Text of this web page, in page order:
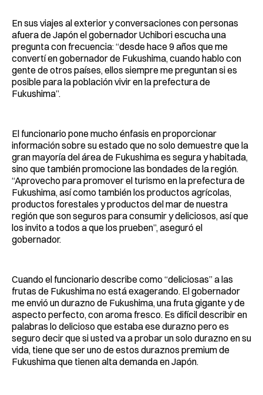
En sus viajes al exterior y conversaciones con personas
afuera de Japón el gobernador Uchibori escucha una
pregunta con frecuencia: “desde hace 9 años que me
convertí en gobernador de Fukushima, cuando hablo con
gente de otros países, ellos siempre me preguntan si es
posible para la población vivir en la prefectura de
Fukushima”.
El funcionario pone mucho énfasis en proporcionar
información sobre su estado que no solo demuestre que la
gran mayoría del área de Fukushima es segura y habitada,
sino que también promocione las bondades de la región.
“Aprovecho para promover el turismo en la prefectura de
Fukushima, así como también los productos agrícolas,
productos forestales y productos del mar de nuestra
región que son seguros para consumir y deliciosos, así que
los invito a todos a que los prueben”, aseguró el
gobernador.
Cuando el funcionario describe como “deliciosas” a las
frutas de Fukushima no está exagerando. El gobernador
me envió un durazno de Fukushima, una fruta gigante y de
aspecto perfecto, con aroma fresco. Es difícil describir en
palabras lo delicioso que estaba ese durazno pero es
seguro decir que si usted va a probar un solo durazno en su
vida, tiene que ser uno de estos duraznos premium de
Fukushima que tienen alta demanda en Japón.